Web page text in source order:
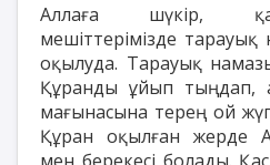
Аллаға шүкір,
мешіттерімізде
оқылуда. Тарауық
Құранды ұйып тыңдап,
мағынасына терең ой
Құран оқылған жерде
мен берекесі болады.